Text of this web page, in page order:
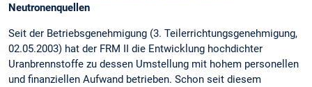
Neutronenquellen
Seit der Betriebsgenehmigung (3. Teilerrichtungsgenehmigung,
02.05.2003) hat der FRM II die Entwicklung hochdichter
Uranbrennstoffe zu dessen Umstellung mit hohem personellen
und finanziellen Aufwand betrieben. Schon seit diesem